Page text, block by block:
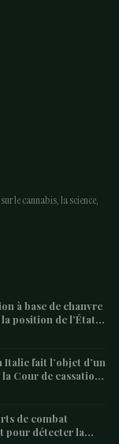
le cannabis, la science,
à base de chanvre
position de l’État
fait l’objet d’un
Cour de cassation
de combat
pour détecter la